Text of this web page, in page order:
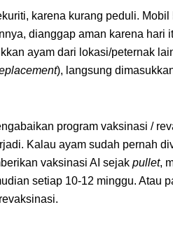
karena kurang peduli.
dianggap aman karena hari
ayam dari lokasi/peternak
), langsung
program vaksinasi /
Kalau ayam sudah pernah
vaksinasi AI sejak pullet,
setiap 10-12 minggu. Atau